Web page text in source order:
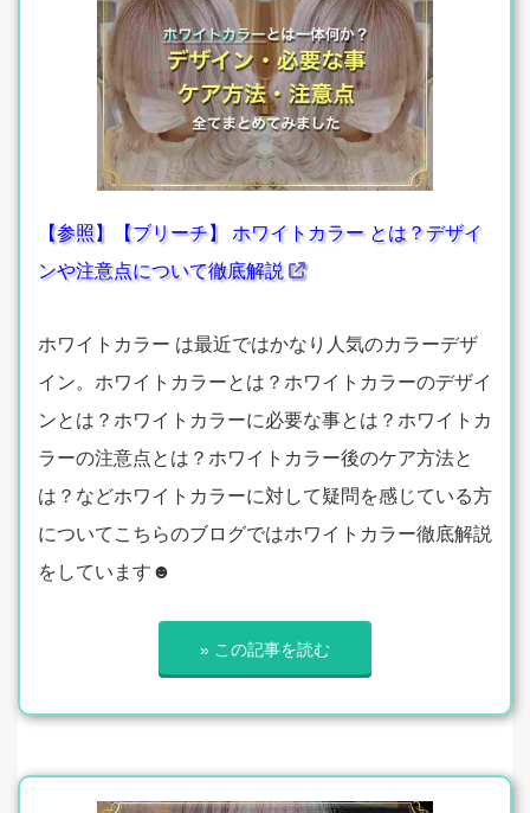
【参照】【ブリーチ】 ホワイトカラー とは？デザイ
ンや注意点について徹底解説
ホワイトカラー は最近ではかなり人気のカラーデザ
イン。ホワイトカラーとは？ホワイトカラーのデザイ
ンとは？ホワイトカラーに必要な事とは？ホワイトカ
ラーの注意点とは？ホワイトカラー後のケア方法と
は？などホワイトカラーに対して疑問を感じている方
についてこちらのブログではホワイトカラー徹底解説
をしています☻
» この記事を読む